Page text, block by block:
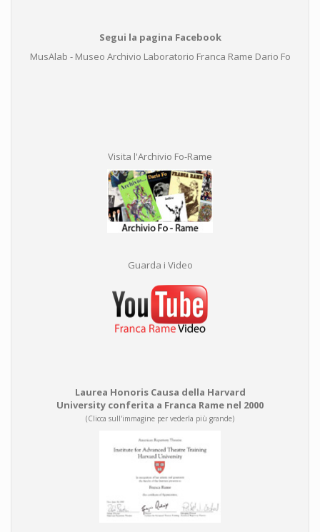
Segui la pagina Facebook
MusAlab - Museo Archivio Laboratorio Franca Rame Dario Fo
Visita l'Archivio Fo-Rame
Guarda i Video
Laurea Honoris Causa della Harvard
University conferita a Franca Rame nel 2000
(Clicca sull'immagine per vederla più grande)